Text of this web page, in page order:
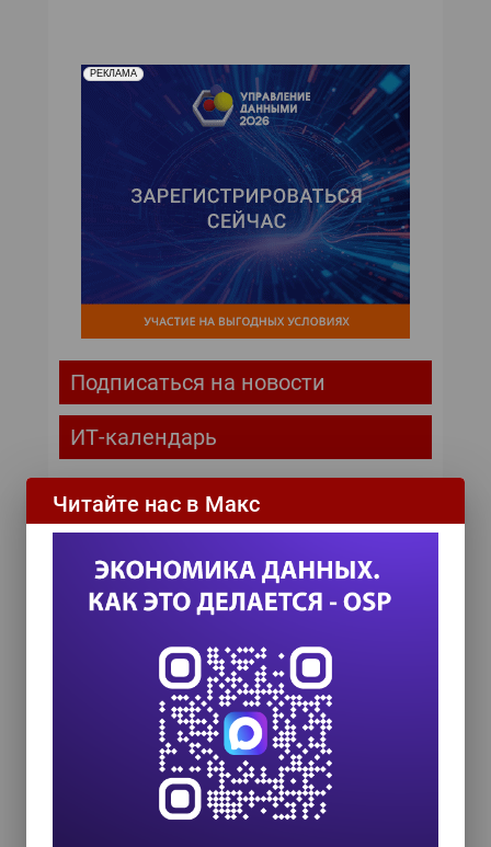
РЕКЛАМА
Подписаться на новости
ИТ-календарь
III Международный технологический конгресс
8 сентября 2026
TEAM LEAD TODAY 2026
10 сентября 2026
18 сентября 2026
Управление данными 2026
24 сентября 2026
HR TECH + ИИ ТРАНСФОРМАЦИЯ 2026
8 октября 2026
Читайте нас в Макс